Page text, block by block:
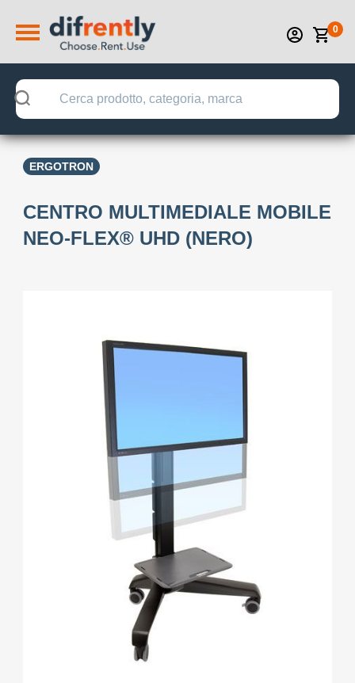
0
ERGOTRON
CENTRO MULTIMEDIALE MOBILE
NEO-FLEX® UHD (NERO)